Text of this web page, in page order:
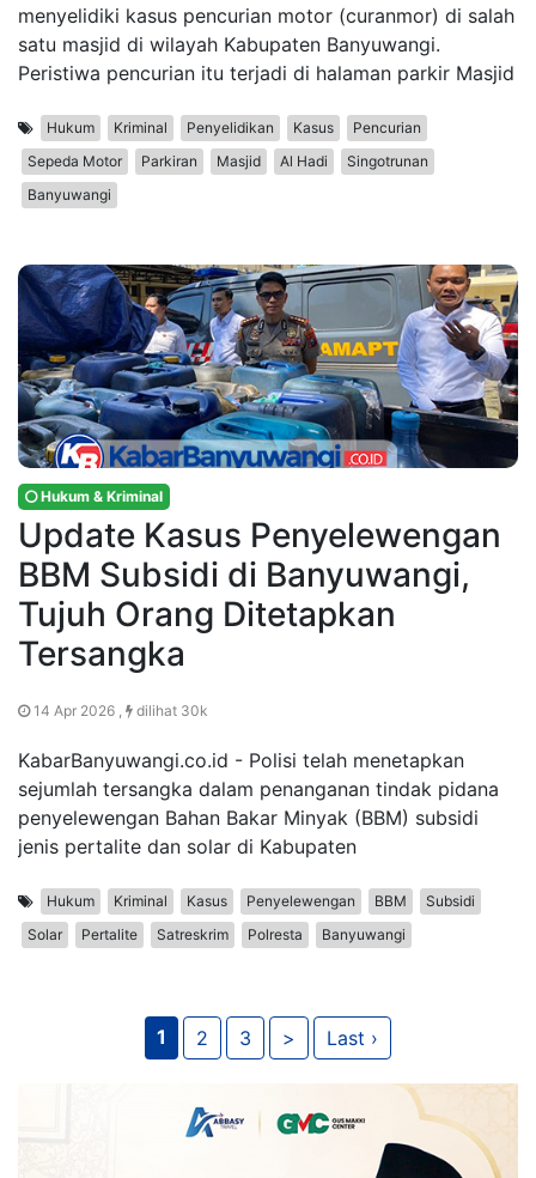
menyelidiki kasus pencurian motor (curanmor) di salah
satu masjid di wilayah Kabupaten Banyuwangi.
Peristiwa pencurian itu terjadi di halaman parkir Masjid
Hukum Kriminal Penyelidikan Kasus
Pencurian
Sepeda Motor
Parkiran Masjid Al Hadi
Singotrunan
Banyuwangi
Hukum & Kriminal
Update Kasus Penyelewengan
BBM Subsidi di Banyuwangi,
Tujuh Orang Ditetapkan
Tersangka
14 Apr 2026 , dilihat 30k
KabarBanyuwangi.co.id - Polisi telah menetapkan
sejumlah tersangka dalam penanganan tindak pidana
penyelewengan Bahan Bakar Minyak (BBM) subsidi
jenis pertalite dan solar di Kabupaten
Hukum Kriminal Kasus Penyelewengan BBM
Subsidi
Solar
Pertalite Satreskrim Polresta Banyuwangi
1 2 3 > Last ›